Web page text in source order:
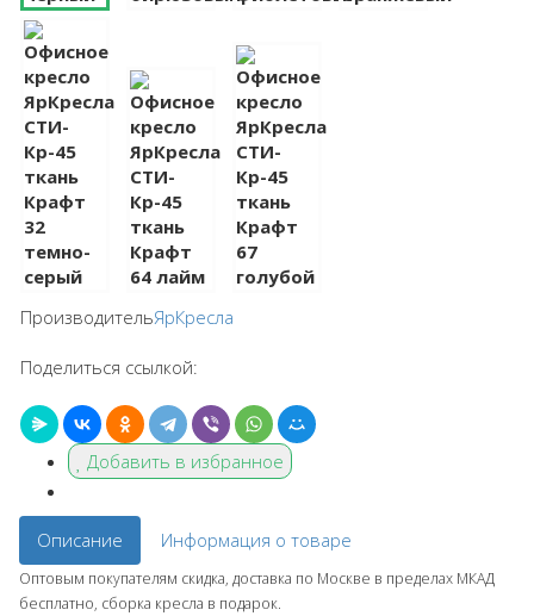
ПроизводительЯрКресла
Поделиться ссылкой:
Добавить в избранное
Описание Информация о товаре
Оптовым покупателям скидка, доставка по Москве в пределах МКАД
бесплатно, сборка кресла в подарок.